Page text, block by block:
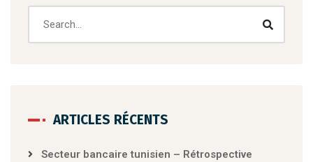
ARTICLES RÉCENTS
Secteur bancaire tunisien – Rétrospective